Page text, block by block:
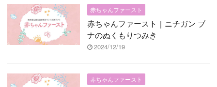
赤ちゃんファースト
赤ちゃんファースト｜ニチガン ブ
ナのぬくもりつみき
2024/12/19
赤ちゃんファースト